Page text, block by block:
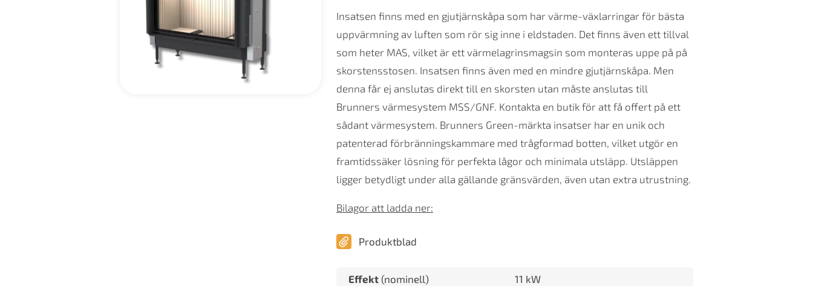
Insatsen finns med en gjutjärnskåpa som har värme-växlarringar för bästa
uppvärmning av luften som rör sig inne i eldstaden. Det finns även ett tillval
som heter MAS, vilket är ett värmelagrinsmagsin som monteras uppe på på
skorstensstosen. Insatsen finns även med en mindre gjutjärnskåpa. Men
denna får ej anslutas direkt till en skorsten utan måste anslutas till
Brunners värmesystem MSS/GNF. Kontakta en butik för att få offert på ett
sådant värmesystem. Brunners Green-märkta insatser har en unik och
patenterad förbränningskammare med trågformad botten, vilket utgör en
framtidssäker lösning för perfekta lågor och minimala utsläpp. Utsläppen
ligger betydligt under alla gällande gränsvärden, även utan extra utrustning.
Bilagor att ladda ner:
Produktblad
Effekt (nominell)
11 kW